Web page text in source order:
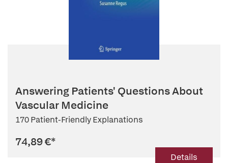
Answering Patients' Questions About
Vascular Medicine
170 Patient-Friendly Explanations
74,89 €*
Details